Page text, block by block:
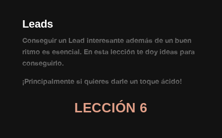
Leads
Conseguir un Lead interesante además de un buen
ritmo es esencial. En esta lección te doy ideas para
conseguirlo.
¡Principalmente si quieres darle un toque ácido!
LECCIÓN 6